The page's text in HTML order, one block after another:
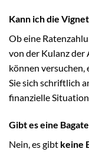
Kann ich die
Ob eine
von der Kulanz der
können versuchen,
Sie sich schriftlich
finanzielle
Gibt es eine
Nein, es gibt keine